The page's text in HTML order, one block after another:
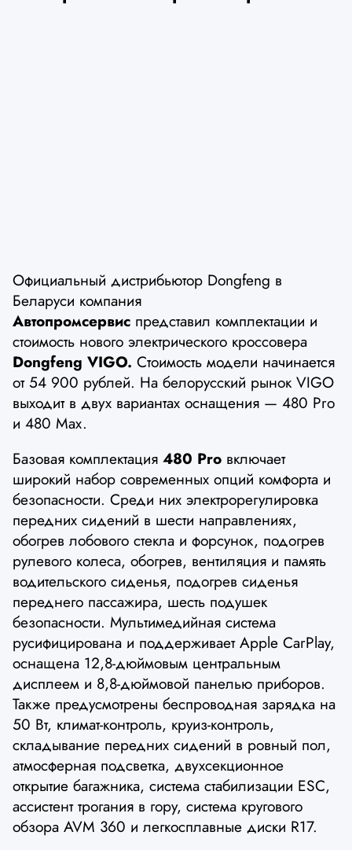
Официальный дистрибьютор Dongfeng в
Беларуси компания
Автопромсервис представил комплектации и
стоимость нового электрического кроссовера
Dongfeng VIGO. Стоимость модели начинается
от 54 900 рублей. На белорусский рынок VIGO
выходит в двух вариантах оснащения — 480 Pro
и 480 Max.
Базовая комплектация 480 Pro включает
широкий набор современных опций комфорта и
безопасности. Среди них электрорегулировка
передних сидений в шести направлениях,
обогрев лобового стекла и форсунок, подогрев
рулевого колеса, обогрев, вентиляция и память
водительского сиденья, подогрев сиденья
переднего пассажира, шесть подушек
безопасности. Мультимедийная система
русифицирована и поддерживает Apple CarPlay,
оснащена 12,8-дюймовым центральным
дисплеем и 8,8-дюймовой панелью приборов.
Также предусмотрены беспроводная зарядка на
50 Вт, климат-контроль, круиз-контроль,
складывание передних сидений в ровный пол,
атмосферная подсветка, двухсекционное
открытие багажника, система стабилизации ESC,
ассистент трогания в гору, система кругового
обзора AVM 360 и легкосплавные диски R17.